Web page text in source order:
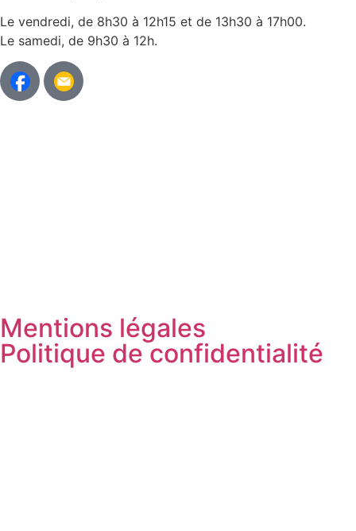
Le vendredi, de 8h30 à 12h15 et de 13h30 à 17h00.
Le samedi, de 9h30 à 12h.
Mentions légales
Politique de confidentialité